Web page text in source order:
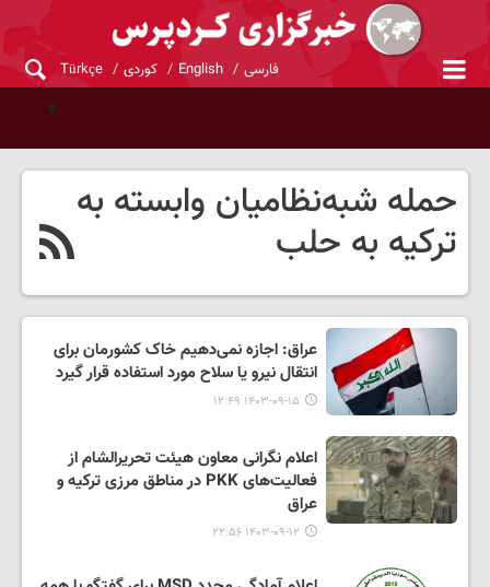
فارسی English کوردی Türkçe
حمله شبه‌نظامیان وابسته به
ترکیه به حلب
عراق: اجازه نمی‌دهیم خاک کشورمان برای
انتقال نیرو یا سلاح مورد استفاده قرار گیرد
۱۴۰۳-۰۹-۱۵ ۱۲:۴۹
اعلام نگرانی معاون هیئت تحریرالشام از
فعالیت‌های PKK در مناطق مرزی ترکیه و
عراق
۱۴۰۳-۰۹-۱۲ ۲۲:۵۶